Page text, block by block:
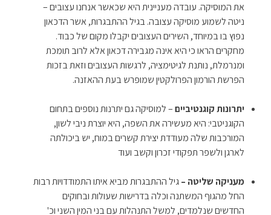
את המוסיקה. עובדה מעניינית היא שכאשר אנחנו עצובים –
ניטה לשמוע מוסיקה עצובה. בגיל ההתבגרות, אשר הדכאון
נפוץ בו במיוחד, השירים העצובים יקבלו מקום של כבוד.
מחקרים הראו כי היא אינה מגבירה דכאון אלא לרוב תומכת
ומנרמלת, נותנת לגיטימציה, לרגשות העצובים וזאת בזכות
הפרשת הורמון הפרולקטין שמופרש בעת ההאזנה.
יתרונות קוגנטיביים– למוסיקה גם יתרנות נוספים בתחום
הקוגניטבי: היא מעשירה את השפה, היא יוצרת ניבי לשון,
המורכבות שלה מעודדת יצירת קשרים במוח, יש ביכולתה
לארגן ולשפר תפקודי זכרון וקשב ועוד
מעניקה שליטה –גיל ההתבגרות מביא איתו התמודדויות רבות
החל מהגוף המשתנה וכלה בדרישות שעולות ובחוקים
החדשים שנלמדים, למשל התנהלות עם בני המין השני וכ'